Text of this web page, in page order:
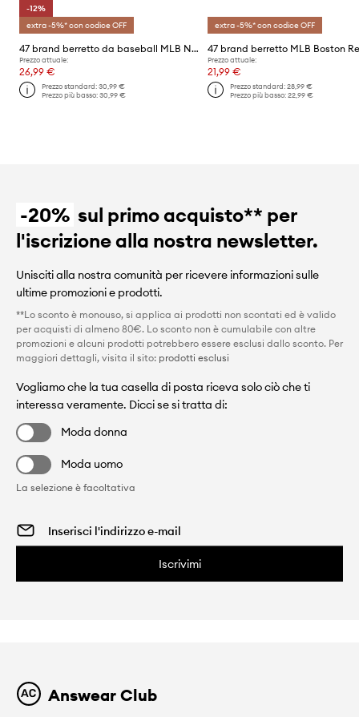
-12%
extra -5%* con codice OFF
47 brand berretto da baseball MLB New York Yankees
Prezzo attuale:
26,99 €
Prezzo standard:30,99 €
Prezzo più basso:30,99 €
extra -5%* con codice OFF
Prezzo attuale:
21,99 €
Prezzo standard: 28,99 €
Prezzo più basso: 22,99 €
-20% sul primo acquisto** per
l'iscrizione alla nostra newsletter.
Unisciti alla nostra comunità per ricevere informazioni sulle
ultime promozioni e prodotti.
**Lo sconto è monouso, si applica ai prodotti non scontati ed è valido
per acquisti di almeno 80€. Lo sconto non è cumulabile con altre
promozioni e alcuni prodotti potrebbero essere esclusi dallo sconto. Per
maggiori dettagli, visita il sito: prodotti esclusi
Vogliamo che la tua casella di posta riceva solo ciò che ti
interessa veramente. Dicci se si tratta di:
Moda donna
Moda uomo
La selezione è facoltativa
Iscrivimi
Answear Club